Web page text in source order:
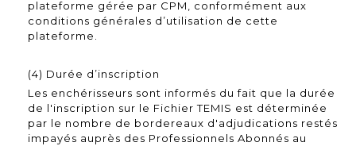
plateforme gérée par CPM, conformément aux
conditions générales d’utilisation de cette
plateforme.
(4) Durée d’inscription
Les enchérisseurs sont informés du fait que la durée
de l'inscription sur le Fichier TEMIS est déterminée
par le nombre de bordereaux d'adjudications restés
impayés auprès des Professionnels Abonnés au